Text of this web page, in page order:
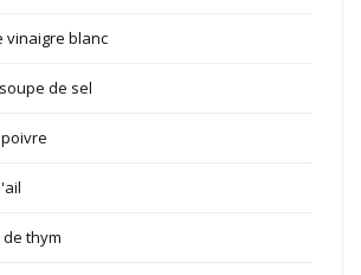
vinaigre blanc
de sel
thym